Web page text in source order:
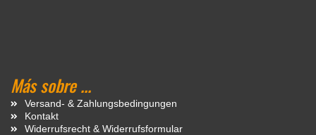
Más sobre ...
Versand- & Zahlungsbedingungen
Kontakt
Widerrufsrecht & Widerrufsformular